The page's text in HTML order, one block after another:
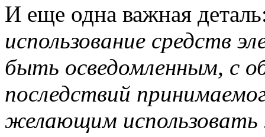
И еще одна важная
использование средств
быть осведомленным, с
последствий
желающим использовать